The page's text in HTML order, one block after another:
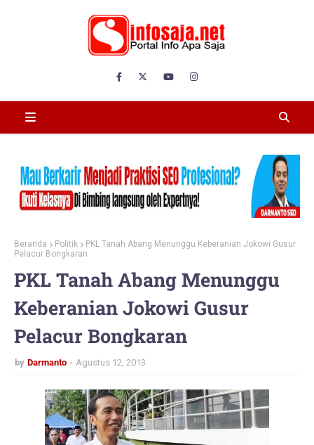
Beranda Politik
PKL Tanah Abang Menunggu Keberanian Jokowi Gusur
Pelacur Bongkaran
PKL Tanah Abang Menunggu
Keberanian Jokowi Gusur
Pelacur Bongkaran
by Darmanto Agustus 12, 2013